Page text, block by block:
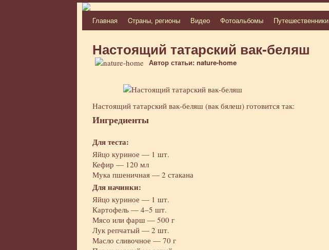
Перейти
содержимому
Главная Cтраны, регионы Видео Фотоальбомы Путешественники
Настоящий татарский вак-беляш
Автор статьи: nature-home
Настоящий татарский вак-беляш (вак бялеш) готовится так:
Ингредиенты
Для теста:
Яйцо куриное — 1 шт.
Кефир — 120 мл
Мука пшеничная — 2 стакана
Для начинки:
Яйцо куриное — 1 шт.
Картофель — 4–5 шт.
Мясо или фарш — 500 г
Лук репчатый — 2 шт.
Масло сливочное — 70 г